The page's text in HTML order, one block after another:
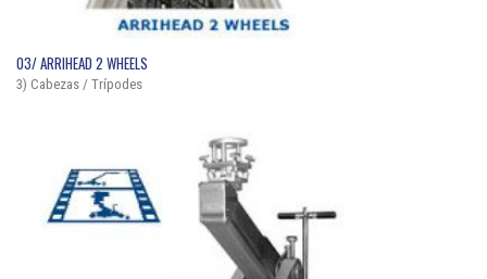
03/ ARRIHEAD 2 WHEELS
3) Cabezas / Trípodes